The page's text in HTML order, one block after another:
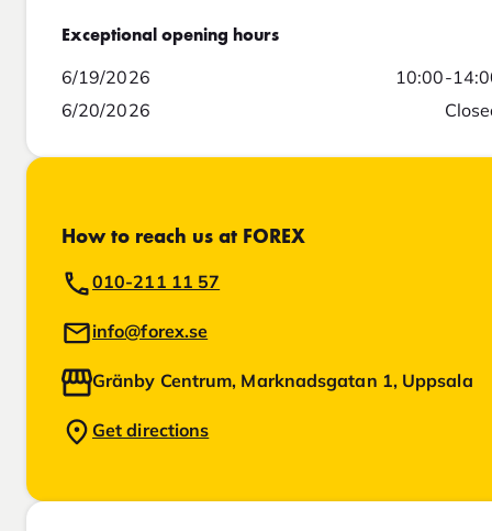
Exceptional opening hours
6/19/2026
10:00-
6/20/2026
How to reach us at FOREX
010-211 11 57
info@forex.se
Gränby Centrum, Marknadsgatan 1, Uppsala
Get directions